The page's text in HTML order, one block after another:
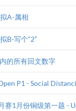
A-属相
B-写个“2”
的所有回文数字
P1 - Social
赛1月份铜级第一题 -